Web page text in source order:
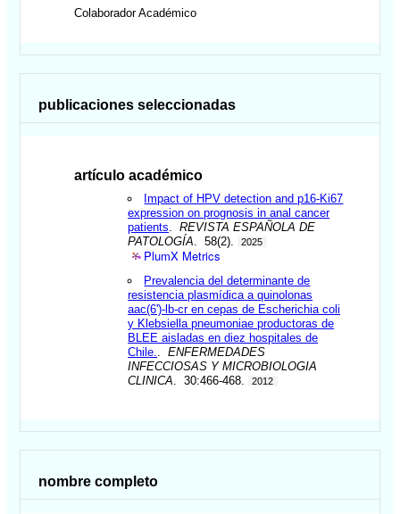
Colaborador Académico
publicaciones seleccionadas
artículo académico
Impact of HPV detection and p16-Ki67
expression on prognosis in anal cancer
patients .REVISTA ESPAÑOLA DE
PATOLOGÍA . 58(2). 2025
PlumX Metrics
Prevalencia del determinante de
resistencia plasmídica a quinolonas
aac(6')-lb-cr en cepas de Escherichia coli
y Klebsiella pneumoniae productoras de
BLEE aisladas en diez hospitales de
Chile.
.ENFERMEDADES
INFECCIOSAS Y MICROBIOLOGIA
CLINICA . 30:466-468. 2012
nombre completo